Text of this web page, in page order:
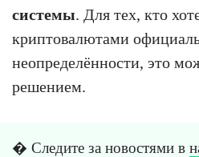
системы. Для тех, кто
криптовалютами
неопределённости, это
решением.
� Следите за новостями в